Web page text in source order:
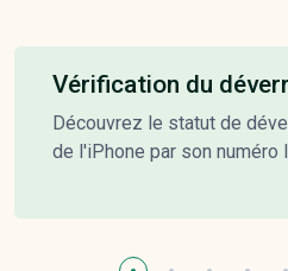
Vérification du
Découvrez le statut de
de l'iPhone par son numéro